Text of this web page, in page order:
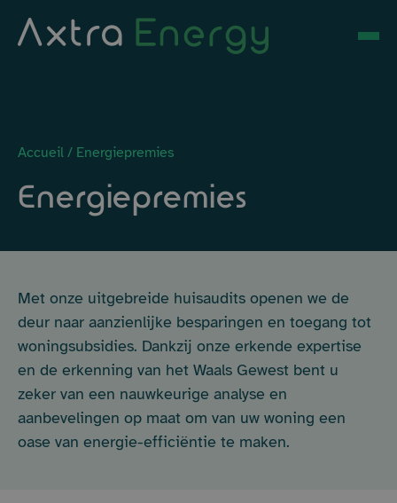
Axtra Energy
Accueil / Energiepremies
Energiepremies
Met onze uitgebreide huisaudits openen we de
deur naar aanzienlijke besparingen en toegang tot
woningsubsidies. Dankzij onze erkende expertise
en de erkenning van het Waals Gewest bent u
zeker van een nauwkeurige analyse en
aanbevelingen op maat om van uw woning een
oase van energie-efficiëntie te maken.